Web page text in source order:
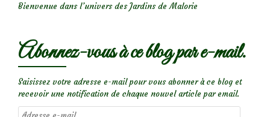
Bienvenue dans l’univers des Jardins de Malorie
Abonnez-vous à ce blog par e-mail.
Saisissez votre adresse e-mail pour vous abonner à ce blog et
recevoir une notification de chaque nouvel article par email.
Adresse